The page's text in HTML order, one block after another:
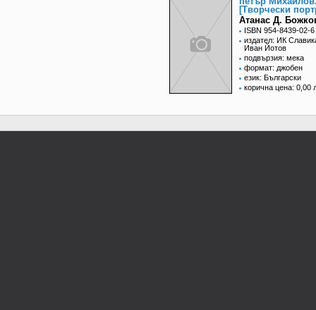
[Творчески
Атанас Д.
ISBN 954-8439-02-6
издател: ИК
Иван Йотов
подвързия: мека
формат: джобен
език: Български
корична цена: 0,00